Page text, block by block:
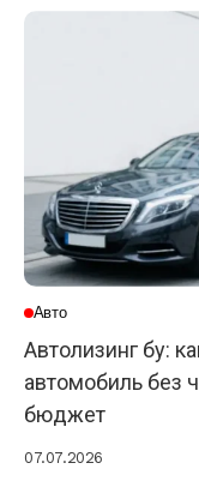
Авто
Автолизинг бу:
автомобиль без
бюджет
07.07.2026